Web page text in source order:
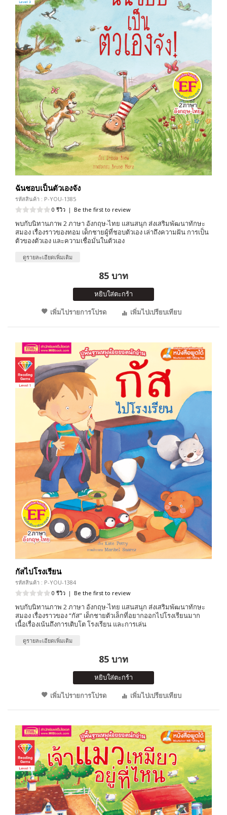
ฉันชอบเป็นตัวเองจัง
รหัสสินค้า : P-YOU-1385
0 รีวิว | Be the first to review
พบกับนิทานภาพ 2 ภาษา อังกฤษ-ไทย แสนสนุก ส่งเสริมพัฒนาทักษะ
สมอง เรื่องราวของทอม เด็กชายผู้ที่ชอบตัวเอง เล่าถึงความฝัน การเป็น
ตัวของตัวเอง และความเชื่อมั่นในตัวเอง
ดูรายละเอียดเพิ่มเติม
85 บาท
หยิบใส่ตะกร้า
เพิ่มไปรายการโปรด
เพิ่มไปเปรียบเทียบ
กัสไปโรงเรียน
รหัสสินค้า : P-YOU-1384
0 รีวิว | Be the first to review
พบกับนิทานภาพ 2 ภาษา อังกฤษ-ไทย แสนสนุก ส่งเสริมพัฒนาทักษะ
สมอง เรื่องราวของ “กัส” เด็กชายตัวเล็กที่อยากออกไปโรงเรียนมาก
เนื้อเรื่องเน้นถึงการเติบโต โรงเรียน และการเล่น
ดูรายละเอียดเพิ่มเติม
85 บาท
หยิบใส่ตะกร้า
เพิ่มไปรายการโปรด
เพิ่มไปเปรียบเทียบ